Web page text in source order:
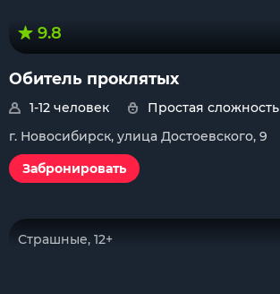
9.8
Обитель проклятых
1-12 человек
Простая сложность
г. Новосибирск, улица Достоевского, 9
Забронировать
Страшные, 12+